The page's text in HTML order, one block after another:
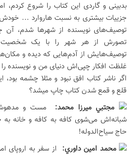
بدبینی و گاردی این کتاب را شروع کردم،
جزییات بیشتری به نسبت هاروارد ...
توصیف‌های نویسنده از شهرها شدم، آن
تصورش از هر شهر را با یک شخصیت
توصیف‌هایش از آدم‌هایی که دیده و
غلظت افکار چپی‌اش دنیای من و نویسنده
اگر ناشر کتاب افق نبود و مثلا چشمه
قلع و قمع شدن کتاب چاپ میشد؟
مجتبي ميرزا محمد: مست و
شبانه‌اش می‌شوی کافه به کافه و خانه به
حاج سیاح‌الدوله!
محمد امين داوري: از سفر به اروپای